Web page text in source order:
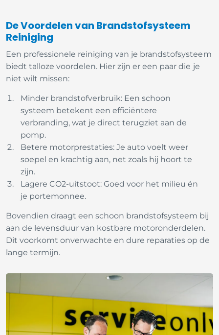
De Voordelen van Brandstofsysteem
Reiniging
Een professionele reiniging van je brandstofsysteem
biedt talloze voordelen. Hier zijn er een paar die je
niet wilt missen:
Minder brandstofverbruik: Een schoon
systeem betekent een efficiëntere
verbranding, wat je direct terugziet aan de
pomp.
Betere motorprestaties: Je auto voelt weer
soepel en krachtig aan, net zoals hij hoort te
zijn.
Lagere CO2-uitstoot: Goed voor het milieu én
je portemonnee.
Bovendien draagt een schoon brandstofsysteem bij
aan de levensduur van kostbare motoronderdelen.
Dit voorkomt onverwachte en dure reparaties op de
lange termijn.